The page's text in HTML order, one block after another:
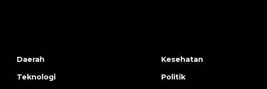
Daerah
Teknologi
Kesehatan
Politik